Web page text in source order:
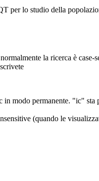
per lo studio della
la ricerca è case-
modo permanente. "ic" sta
(quando le